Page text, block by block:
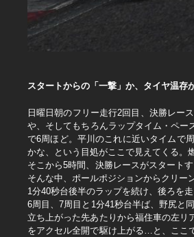
スタートからの「一撃」か、タイヤ温存か
日曜日朝のフリー走行2回目、決勝レー
や、そしてもちろんラップタイム・ペー
で6周ほど。平川のこれに近いタイムで
かな、という目処がここで見えてくる。
そこから5時間、決勝レースがスタート
そんな中、ポールポジションからクリー
1分40秒台後半のラップを続け、後ろを
6周目、7周目と1分41秒台半ば、野尻と
立ち上がった先あたりから福住車の左
をアクセル全開で駆け上がる…と、ここ